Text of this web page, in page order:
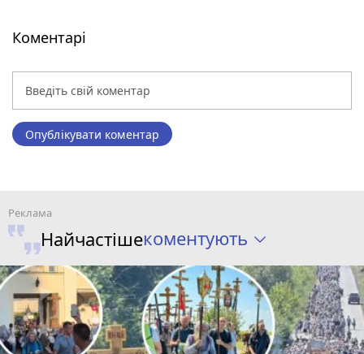
Коментарі
Опублікувати коментар
Найчастішекоментують